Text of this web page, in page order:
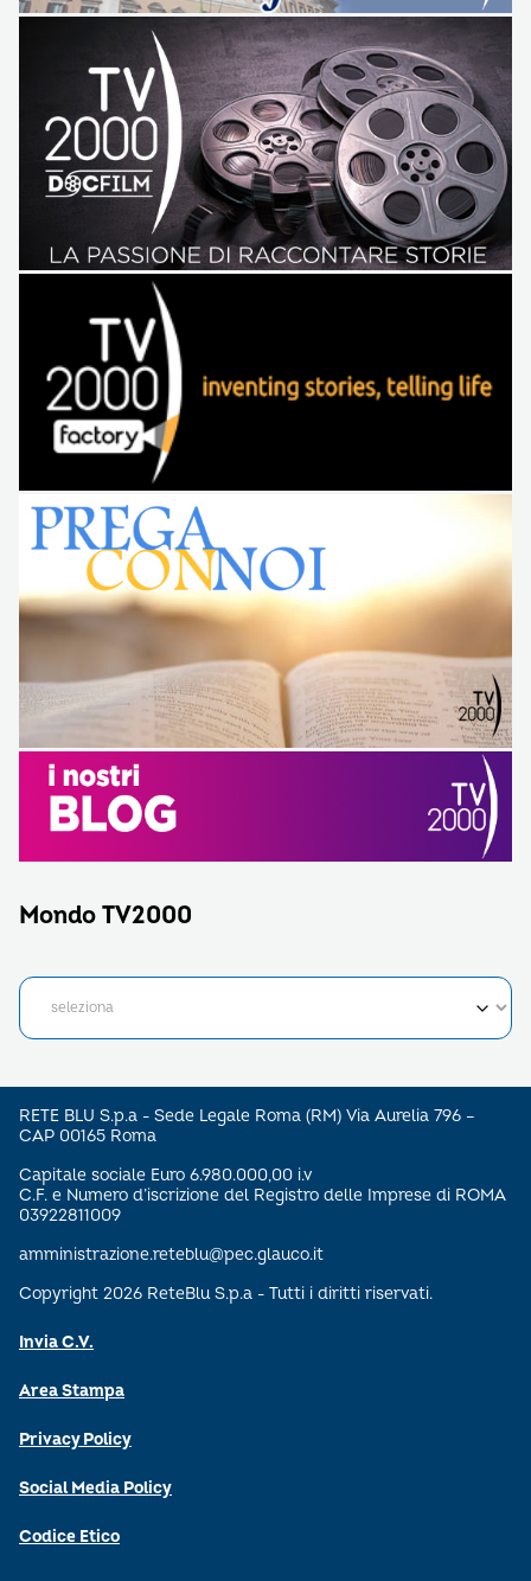
Mondo TV2000
RETE BLU S.p.a - Sede Legale Roma (RM) Via Aurelia 796 –
CAP 00165 Roma
Capitale sociale Euro 6.980.000,00 i.v
C.F. e Numero d’iscrizione del Registro delle Imprese di ROMA
03922811009
amministrazione.reteblu@pec.glauco.it
Copyright 2026 ReteBlu S.p.a - Tutti i diritti riservati.
Invia C.V.
Area Stampa
Privacy Policy
Social Media Policy
Codice Etico